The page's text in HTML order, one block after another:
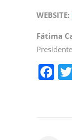
WEBSITE:
Fátima
F